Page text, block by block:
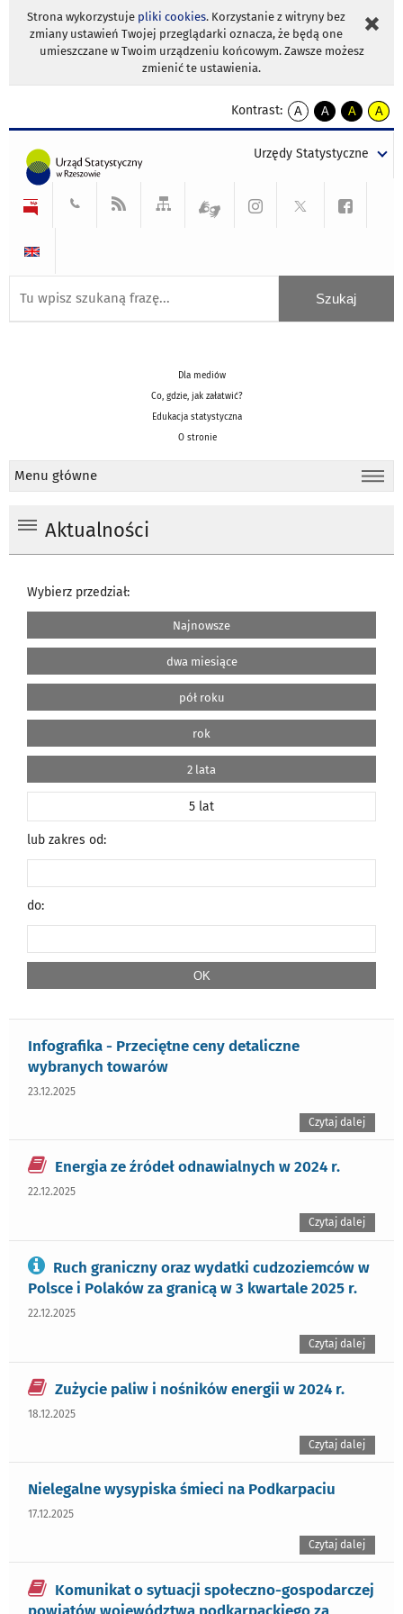
Strona wykorzystuje pliki cookies. Korzystanie z witryny bez
zmiany ustawień Twojej przeglądarki oznacza, że będą one
umieszczane w Twoim urządzeniu końcowym. Zawsze możesz
zmienić te ustawienia.
Kontrast:
A
kontrast
A
kontrast
tekst
czarnym
A
kontrast
tekst
czarnym
A
tekst
żółtym
Urzędy Statystyczne
Dla mediów
Co, gdzie, jak załatwić?
Edukacja statystyczna
O stronie
Menu główne
Aktualności
Wybierz przedział:
Najnowsze
dwa miesiące
pół roku
rok
2 lata
5 lat
lub zakres od:
do:
Infografika - Przeciętne ceny detaliczne
wybranych towarów
23.12.2025
Czytaj dalej
Energia ze źródeł odnawialnych w 2024 r.
22.12.2025
Czytaj dalej
Ruch graniczny oraz wydatki cudzoziemców w
Polsce i Polaków za granicą w 3 kwartale 2025 r.
22.12.2025
Czytaj dalej
Zużycie paliw i nośników energii w 2024 r.
18.12.2025
Czytaj dalej
Nielegalne wysypiska śmieci na Podkarpaciu
17.12.2025
Czytaj dalej
Komunikat o sytuacji społeczno-gospodarczej
powiatów województwa podkarpackiego za